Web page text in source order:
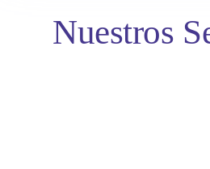
Nuestros